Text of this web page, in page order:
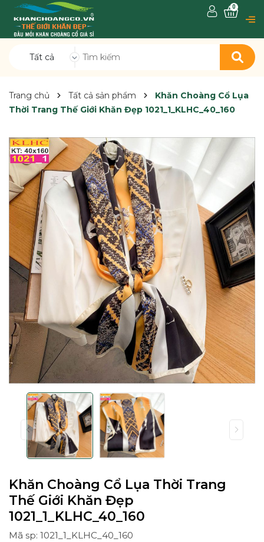
Tất cả
0
Trang chủ Tất cả sản phẩm
Khăn Choàng Cổ Lụa
Thời Trang Thế Giới Khăn Đẹp 1021_1_KLHC_40_160
Khăn Choàng Cổ Lụa Thời Trang
Thế Giới Khăn Đẹp
1021_1_KLHC_40_160
Mã sp: 1021_1_KLHC_40_160